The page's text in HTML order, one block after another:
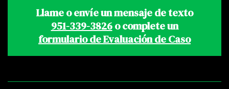
Llame o envíe un mensaje de texto
951-339-3826o complete un
formulario de Evaluación de Caso